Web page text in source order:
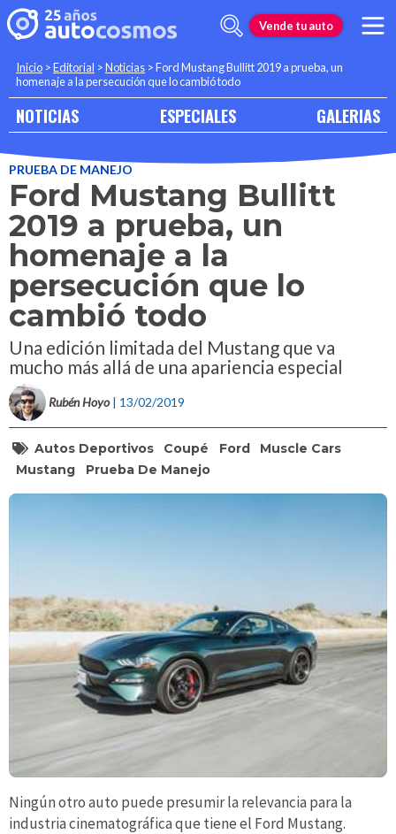
Vende tu auto
Inicio >Editorial >Noticias >Ford Mustang Bullitt 2019 a prueba, un
homenaje a la persecución que lo cambió todo
NOTICIAS ESPECIALES GALERIAS
PRUEBA DE MANEJO
Ford Mustang Bullitt
2019 a prueba, un
homenaje a la
persecución que lo
cambió todo
Una edición limitada del Mustang que va
mucho más allá de una apariencia especial
Rubén Hoyo | 13/02/2019
Autos Deportivos Coupé Ford
Muscle Cars
Mustang
Prueba De Manejo
Ningún otro auto puede presumir la relevancia para la
industria cinematográfica que tiene el Ford Mustang.